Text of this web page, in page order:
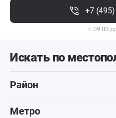
+7
с 09:00
Искать по
Район
Метро